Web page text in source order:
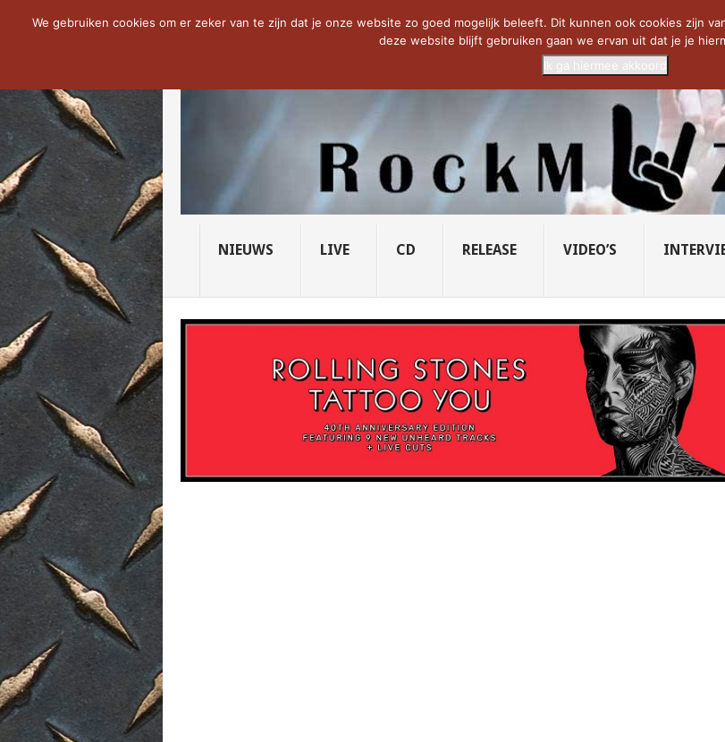
NOW TRENDING: THE VICIOUS HEAD SOCIETY... PRIDE OF LIONS – U... SAVATAGE KOMT
NIEUWS LIVE CD RELEASE VIDEO’S
We gebruiken cookies om er zeker van te zijn dat je onze website zo goed mogelijk beleeft. Dit kunnen ook cookies zijn
deze website blijft gebruiken gaan we ervan uit dat je je
Ik ga hiermee akkoord